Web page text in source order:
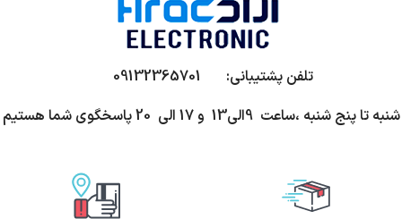
تلفن پشتیبانی: 09132365701
شنبه تا پنج شنبه ،ساعت 9الی13 و 17 الی 20 پاسخگوی شما هستیم